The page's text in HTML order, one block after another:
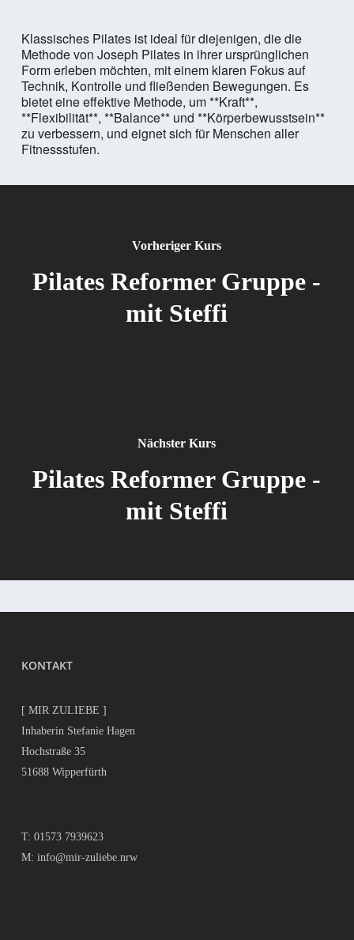
Klassisches Pilates ist ideal für diejenigen, die die
Methode von Joseph Pilates in ihrer ursprünglichen
Form erleben möchten, mit einem klaren Fokus auf
Technik, Kontrolle und fließenden Bewegungen. Es
bietet eine effektive Methode, um **Kraft**,
**Flexibilität**, **Balance** und **Körperbewusstsein**
zu verbessern, und eignet sich für Menschen aller
Fitnessstufen.
Vorheriger Kurs
Pilates Reformer Gruppe -
mit Steffi
Nächster Kurs
Pilates Reformer Gruppe -
mit Steffi
KONTAKT
[ MIR ZULIEBE ]
Inhaberin Stefanie Hagen
Hochstraße 35
51688 Wipperfürth
T: 01573 7939623
M: info@mir-zuliebe.nrw